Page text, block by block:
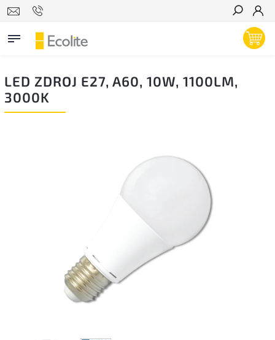
Hľadať
LED ZDROJ E27, A60, 10W, 1100LM,
3000K